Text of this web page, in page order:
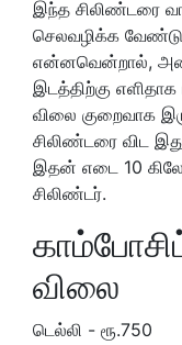
இந்த சிலிண்டரை
செலவழிக்க
என்னவென்றால், அதை
இடத்திற்கு எளிதாக
விலை குறைவாக
சிலிண்டரை விட
இதன் எடை 10
சிலிண்டர்.
விலை
டெல்லி - ரூ.750